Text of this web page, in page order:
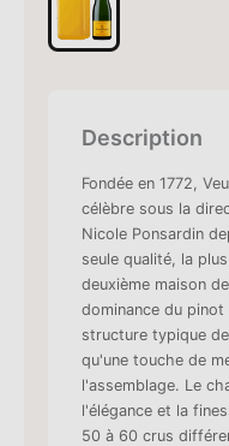
Description
Fondée en 1772,
célèbre sous la
Nicole Ponsardin
seule qualité, la
deuxième maison
dominance du
structure typique
qu'une touche de
l'assemblage. Le
l'élégance et la
50 à 60 crus